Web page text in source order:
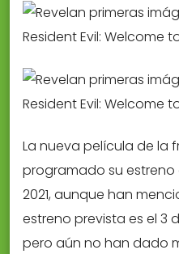
La nueva película de la
programado su
2021, aunque han
estreno prevista es el 3
pero aún no han dado